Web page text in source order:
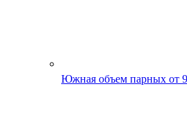
Южная объем парных от